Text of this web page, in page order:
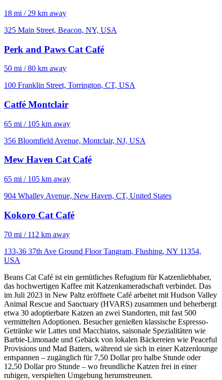
18 mi / 29 km away
325 Main Street, Beacon, NY, USA
Perk and Paws Cat Café
50 mi / 80 km away
100 Franklin Street, Torrington, CT, USA
Catfé Montclair
65 mi / 105 km away
356 Bloomfield Avenue, Montclair, NJ, USA
Mew Haven Cat Café
65 mi / 105 km away
904 Whalley Avenue, New Haven, CT, United States
Kokoro Cat Café
70 mi / 112 km away
133-36 37th Ave Ground Floor Tangram, Flushing, NY 11354,
USA
Beans Cat Café ist ein gemütliches Refugium für Katzenliebhaber,
das hochwertigen Kaffee mit Katzenkameradschaft verbindet. Das
im Juli 2023 in New Paltz eröffnete Café arbeitet mit Hudson Valley
Animal Rescue and Sanctuary (HVARS) zusammen und beherbergt
etwa 30 adoptierbare Katzen an zwei Standorten, mit fast 500
vermittelten Adoptionen. Besucher genießen klassische Espresso-
Getränke wie Lattes und Macchiatos, saisonale Spezialitäten wie
Barbie-Limonade und Gebäck von lokalen Bäckereien wie Peaceful
Provisions und Mad Batters, während sie sich in einer Katzenlounge
entspannen – zugänglich für 7,50 Dollar pro halbe Stunde oder
12,50 Dollar pro Stunde – wo freundliche Katzen frei in einer
ruhigen, verspielten Umgebung herumstreunen.